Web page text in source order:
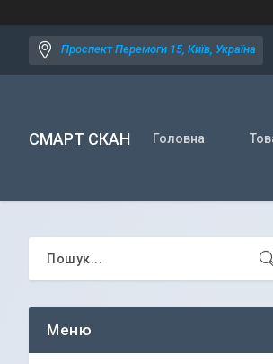
Проспект Перемоги 15, Київ, Україна
СМАРТ СКАН Головна